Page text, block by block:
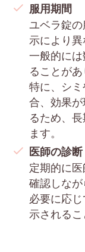
服用期間
ユベラ錠
示により異
一般的に
ることがあ
特に、シ
合、効果
るため、
ます。
医師の診断
定期的に
確認しなが
必要に応
示されるこ